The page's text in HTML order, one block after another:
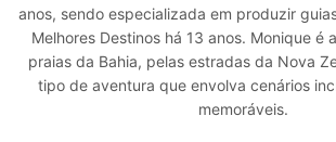
anos, sendo especializada em produzir
Melhores Destinos há 13 anos. Monique é
praias da Bahia, pelas estradas da Nova
tipo de aventura que envolva cenários
memoráveis.